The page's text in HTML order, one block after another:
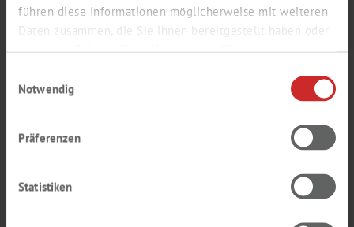
führen diese Informationen möglicherweise mit weiteren
Daten zusammen, die Sie ihnen bereitgestellt haben oder
die sie im Rahmen Ihrer Nutzung der Dienste gesammelt
Notwendig
Präferenzen
Statistiken
CERTYFIKATY ZGODNOŚCI I TYPY
JEDNORAZOWYCH
CZAS PRZEBICIA JEDNORAZOWYCH RĘKAWIC